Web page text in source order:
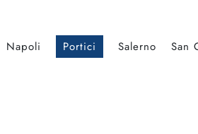
Napoli Portici Salerno San